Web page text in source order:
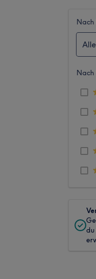
Nach
Nach
du